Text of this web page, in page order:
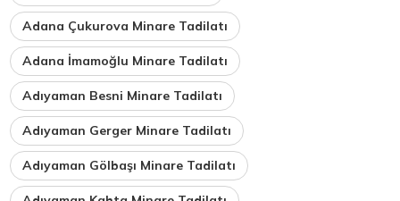
Adana Çukurova Minare Tadilatı
Adana İmamoğlu Minare Tadilatı
Adıyaman Besni Minare Tadilatı
Adıyaman Gerger Minare Tadilatı
Adıyaman Gölbaşı Minare Tadilatı